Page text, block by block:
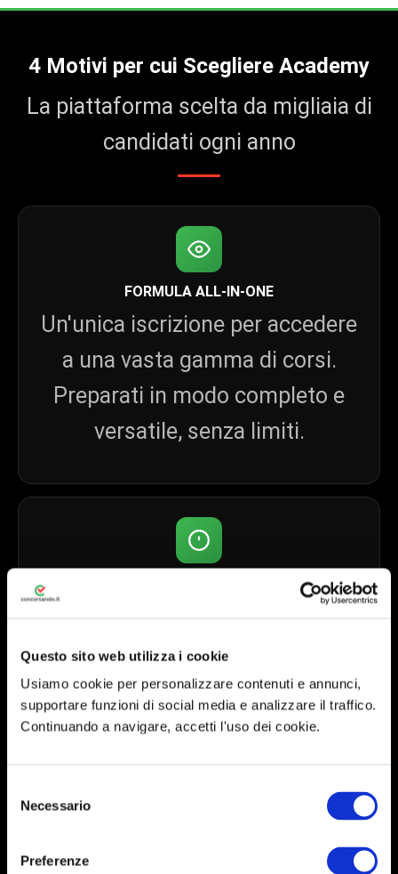
Questo sito web utilizza i cookie
Usiamo cookie per personalizzare contenuti e annunci,
supportare funzioni di social media e analizzare il traffico.
Continuando a navigare, accetti l'uso dei cookie.
Necessario
Preferenze
4 Motivi per cui Scegliere Academy
La piattaforma scelta da migliaia di
candidati ogni anno
FORMULA ALL-IN-ONE
Un'unica iscrizione per accedere
a una vasta gamma di corsi.
Preparati in modo completo e
versatile, senza limiti.
nessuna sorpresa. Solo il miglior
contenuto formativo a portata di
mano.